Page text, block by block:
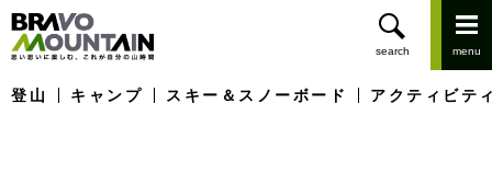
登山 キャンプ スキー＆スノーボード アクティビテ